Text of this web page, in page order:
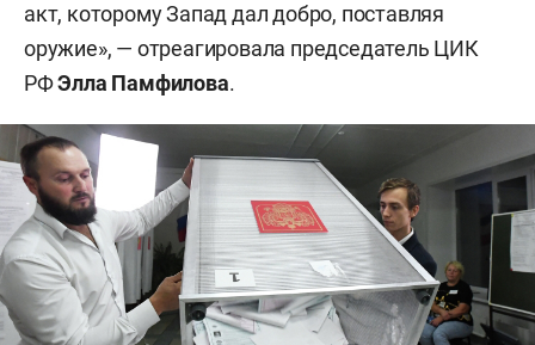
акт, которому Запад дал добро, поставляя
оружие», — отреагировала председатель ЦИК
РФЭлла Памфилова.